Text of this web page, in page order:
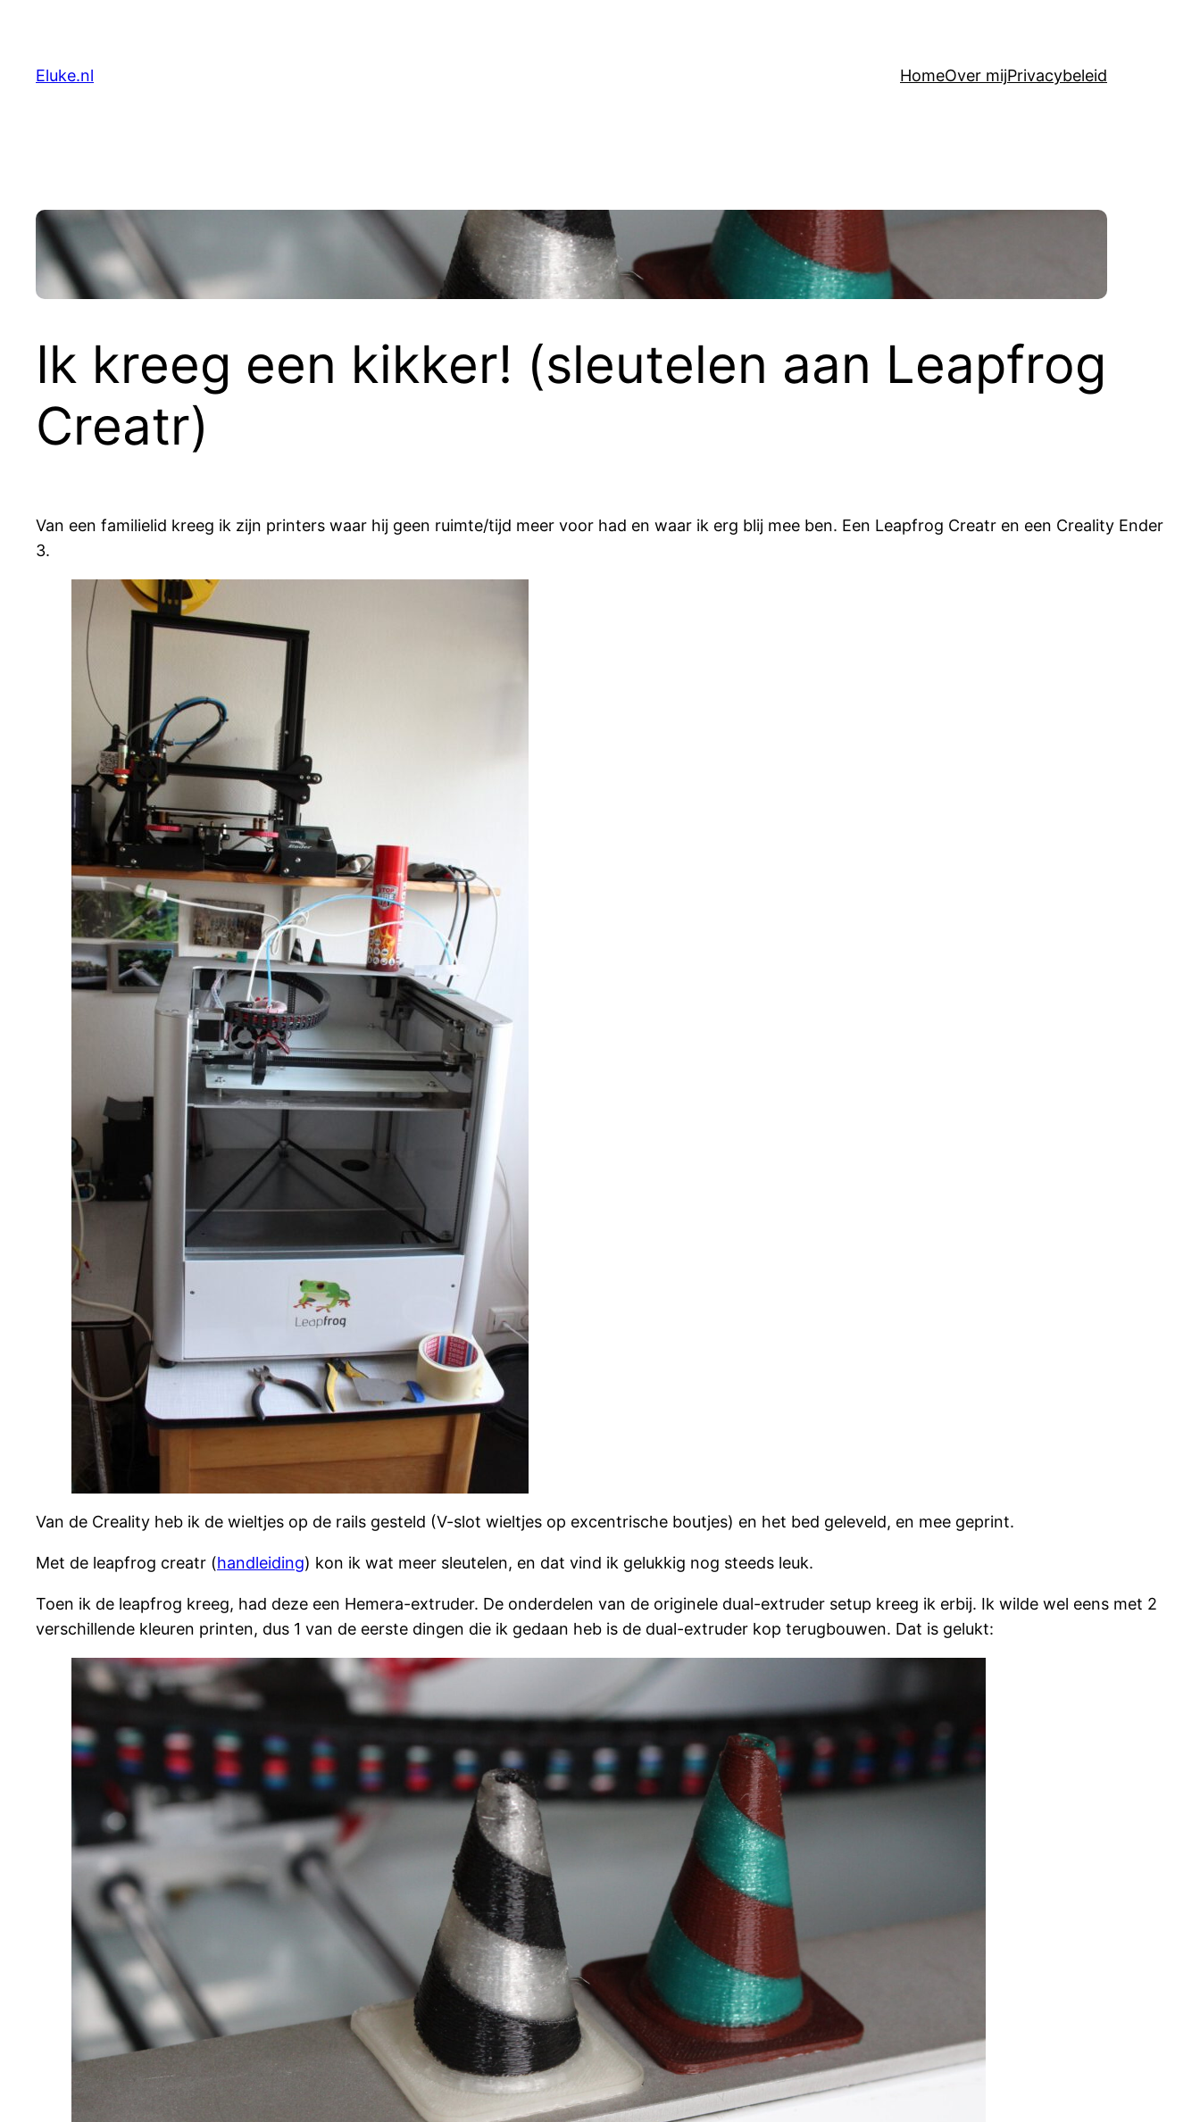
content
Eluke.nl HomeOver mijPrivacybeleid
Ik kreeg een kikker! (sleutelen aan Leapfrog
Creatr)
Van een familielid kreeg ik zijn printers waar hij geen ruimte/tijd meer voor had en waar ik erg blij mee ben. Een Leapfrog Creatr en een Creality Ender
3.
Van de Creality heb ik de wieltjes op de rails gesteld (V-slot wieltjes op excentrische boutjes) en het bed geleveld, en mee geprint.
Met de leapfrog creatr (handleiding) kon ik wat meer sleutelen, en dat vind ik gelukkig nog steeds leuk.
Toen ik de leapfrog kreeg, had deze een Hemera-extruder. De onderdelen van de originele dual-extruder setup kreeg ik erbij. Ik wilde wel eens met 2
verschillende kleuren printen, dus 1 van de eerste dingen die ik gedaan heb is de dual-extruder kop terugbouwen. Dat is gelukt: